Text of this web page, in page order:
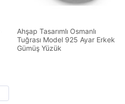
Ahşap Tasarımlı Osmanlı
Tuğrası Model 925 Ayar Erkek
Gümüş Yüzük